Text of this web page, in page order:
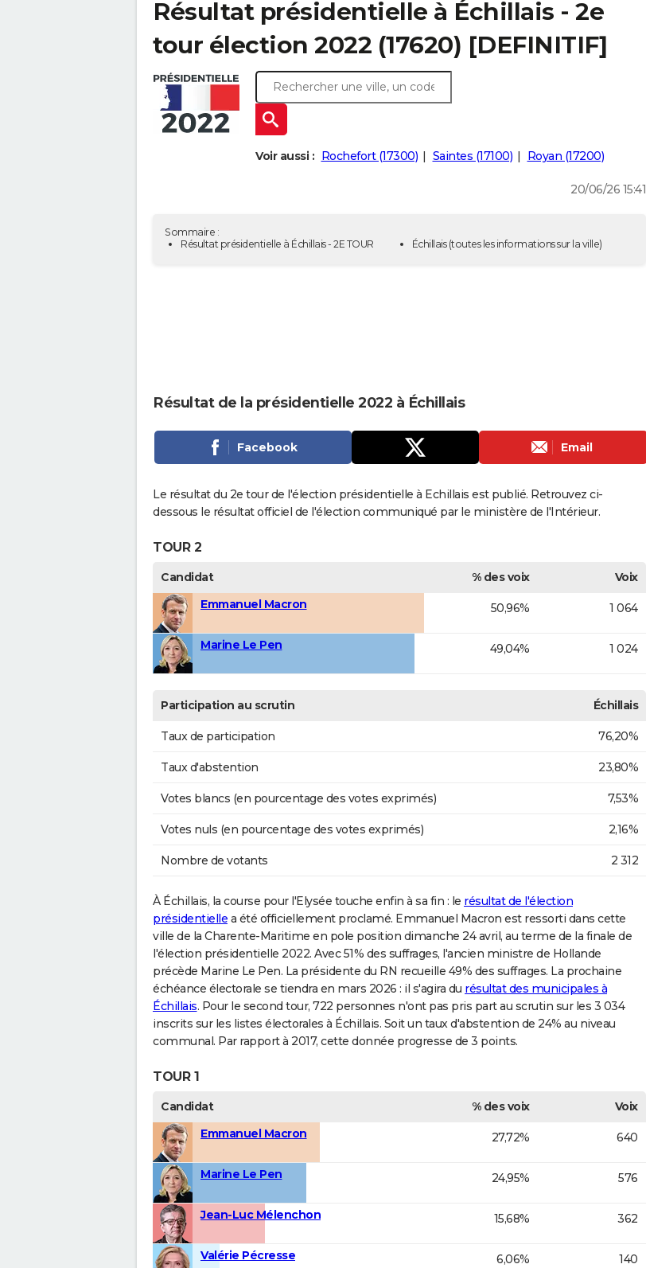
Résultat présidentielle à Échillais - 2e
tour élection 2022 (17620) [DEFINITIF]
Voir aussi : Rochefort (17300) Saintes (17100) Royan (17200)
20/06/26 15:41
Sommaire :
Résultat présidentielle à Échillais - 2E TOUR
Échillais(toutes les informations sur la ville)
Résultat de la présidentielle 2022 à Échillais
Facebook Email
Le résultat du 2e tour de l'élection présidentielle à Echillais est publié. Retrouvez ci-
dessous le résultat officiel de l'élection communiqué par le ministère de l'Intérieur.
TOUR 2
Candidat % des voix
Voix
Emmanuel Macron
50,96% 1 064
Marine Le Pen 49,04% 1 024
Participation au scrutin Échillais
Taux de participation 76,20%
Taux d'abstention 23,80%
Votes blancs (en pourcentage des votes exprimés) 7,53%
Votes nuls (en pourcentage des votes exprimés) 2,16%
Nombre de votants 2 312
À Échillais, la course pour l'Elysée touche enfin à sa fin : le résultat de l'élection
présidentielle a été officiellement proclamé. Emmanuel Macron est ressorti dans cette
ville de la Charente-Maritime en pole position dimanche 24 avril, au terme de la finale de
l'élection présidentielle 2022. Avec 51% des suffrages, l'ancien ministre de Hollande
précède Marine Le Pen. La présidente du RN recueille 49% des suffrages. La prochaine
échéance électorale se tiendra en mars 2026 : il s'agira du résultat des municipales à
Échillais. Pour le second tour, 722 personnes n'ont pas pris part au scrutin sur les 3 034
inscrits sur les listes électorales à Échillais. Soit un taux d'abstention de 24% au niveau
communal. Par rapport à 2017, cette donnée progresse de 3 points.
TOUR 1
Candidat % des voix
Voix
Emmanuel Macron
27,72% 640
Marine Le Pen 24,95% 576
Jean-Luc Mélenchon 15,68% 362
Valérie Pécresse 6,06% 140